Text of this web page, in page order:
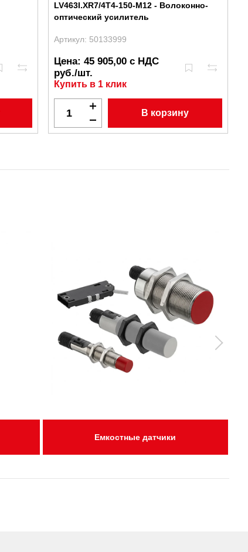
LV463I.XR7/4T4-150-M12 - Волоконно-
оптический усилитель
Артикул: 50133999
Цена: 45 905,00 с НДС
руб./шт.
Купить в 1 клик
В корзину
Емкостные датчики